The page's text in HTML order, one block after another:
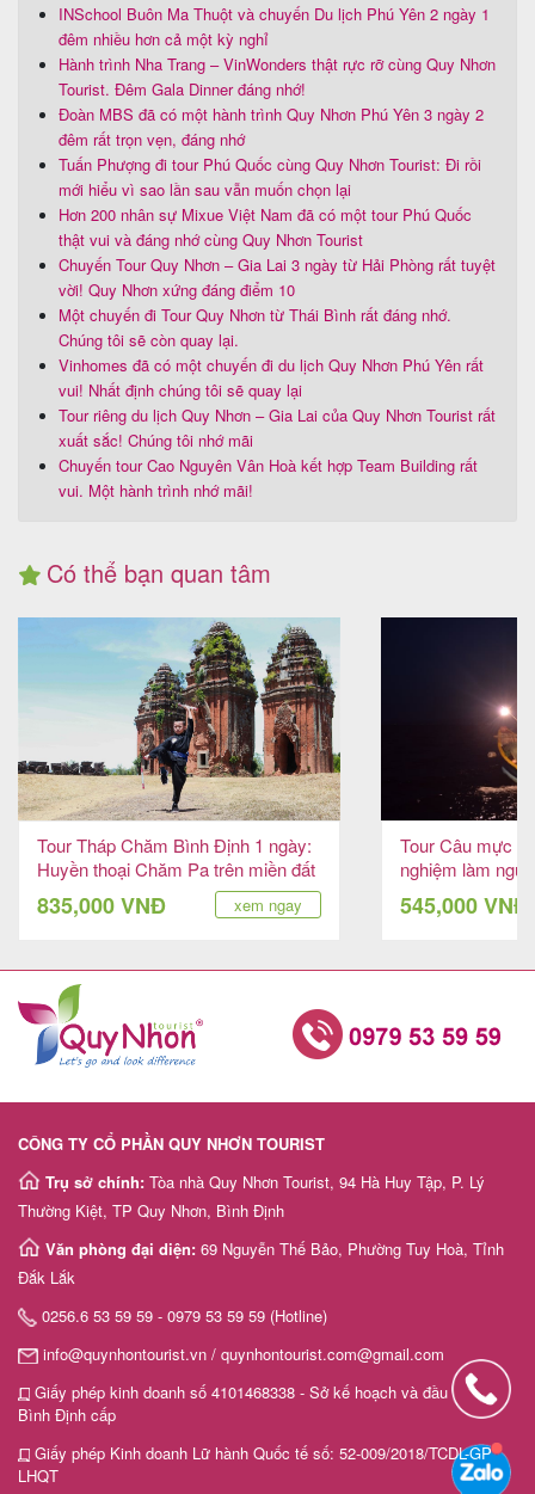
INSchool Buôn Ma Thuột và chuyến Du lịch Phú Yên 2 ngày 1
đêm nhiều hơn cả một kỳ nghỉ
Hành trình Nha Trang – VinWonders thật rực rỡ cùng Quy Nhơn
Tourist. Đêm Gala Dinner đáng nhớ!
Đoàn MBS đã có một hành trình Quy Nhơn Phú Yên 3 ngày 2
đêm rất trọn vẹn, đáng nhớ
Tuấn Phượng đi tour Phú Quốc cùng Quy Nhơn Tourist: Đi rồi
mới hiểu vì sao lần sau vẫn muốn chọn lại
Hơn 200 nhân sự Mixue Việt Nam đã có một tour Phú Quốc
thật vui và đáng nhớ cùng Quy Nhơn Tourist
Chuyến Tour Quy Nhơn – Gia Lai 3 ngày từ Hải Phòng rất tuyệt
vời! Quy Nhơn xứng đáng điểm 10
Một chuyến đi Tour Quy Nhơn từ Thái Bình rất đáng nhớ.
Chúng tôi sẽ còn quay lại.
Vinhomes đã có một chuyến đi du lịch Quy Nhơn Phú Yên rất
vui! Nhất định chúng tôi sẽ quay lại
Tour riêng du lịch Quy Nhơn – Gia Lai của Quy Nhơn Tourist rất
xuất sắc! Chúng tôi nhớ mãi
Chuyến tour Cao Nguyên Vân Hoà kết hợp Team Building rất
vui. Một hành trình nhớ mãi!
Có thể bạn quan tâm
Tour Tháp Chăm Bình Định 1 ngày:
Huyền thoại Chăm Pa trên miền đất
võ
835,000 VNĐ xem ngay
Tour Câu mực
nghiệm làm ngư
545,000 VNĐ
CÔNG TY CỔ PHẦN QUY NHƠN TOURIST
Trụ sở chính: Tòa nhà Quy Nhơn Tourist, 94 Hà Huy Tập, P. Lý
Thường Kiệt, TP Quy Nhơn, Bình Định
Văn phòng đại diện: 69 Nguyễn Thế Bảo, Phường Tuy Hoà, Tỉnh
Đắk Lắk
0256.6 53 59 59 - 0979 53 59 59 (Hotline)
info@quynhontourist.vn / quynhontourist.com@gmail.com
Giấy phép kinh doanh số 4101468338 - Sở kế hoạch và đầu tư tỉnh
Bình Định cấp
Giấy phép Kinh doanh Lữ hành Quốc tế số: 52-009/2018/TCDL-GP
LHQT